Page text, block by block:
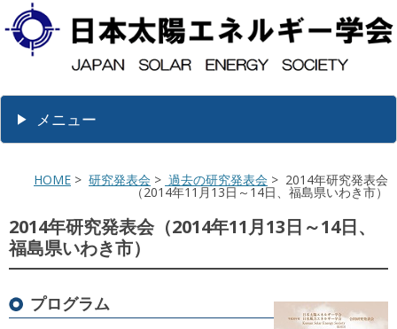
メニュー
HOME > 研究発表会 > 過去の研究発表会 > 2014年研究発表会
（2014年11月13日～14日、福島県いわき市）
2014年研究発表会（2014年11月13日～14日、
福島県いわき市）
プログラム